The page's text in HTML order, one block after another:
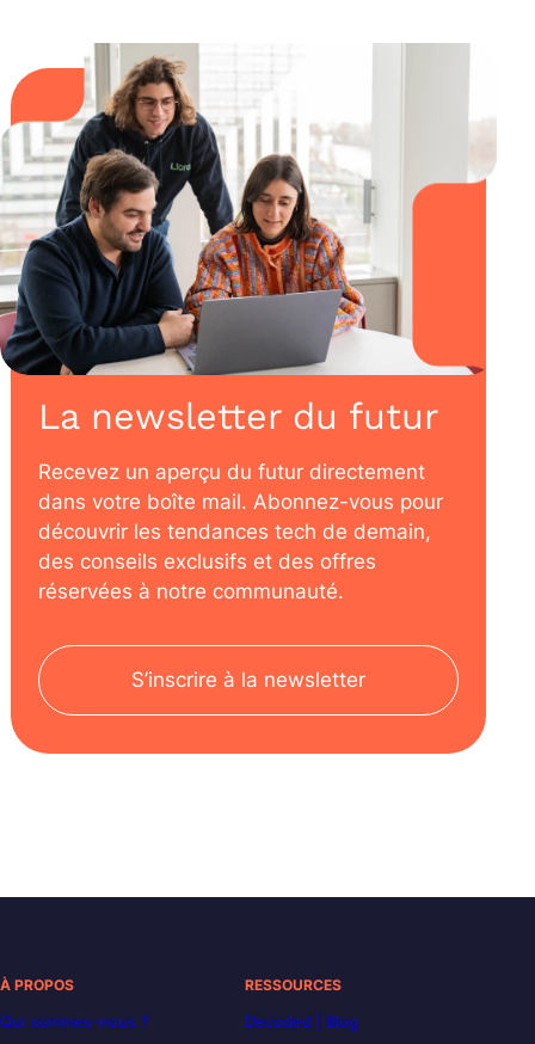
La newsletter du futur
Recevez un aperçu du futur directement
dans votre boîte mail. Abonnez-vous pour
découvrir les tendances tech de demain,
des conseils exclusifs et des offres
réservées à notre communauté.
S’inscrire à la newsletter
À PROPOS
Qui sommes-nous ?
RESSOURCES
Decoded | Blog